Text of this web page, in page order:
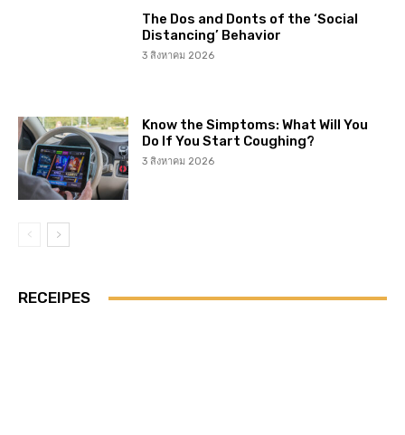
The Dos and Donts of the ‘Social
Distancing’ Behavior
3 สิงหาคม 2026
Know the Simptoms: What Will You
Do If You Start Coughing?
3 สิงหาคม 2026
RECEIPES